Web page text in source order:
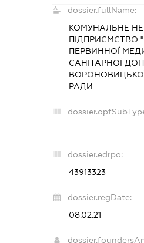
dossier.fullName:
КОМУНАЛЬНЕ
ПІДПРИЄМСТВО
ПЕРВИННОЇ
САНІТАРНОЇ
РАДИ
-
dossier.edrpo:
43913323
dossier.regDate:
08.02.21